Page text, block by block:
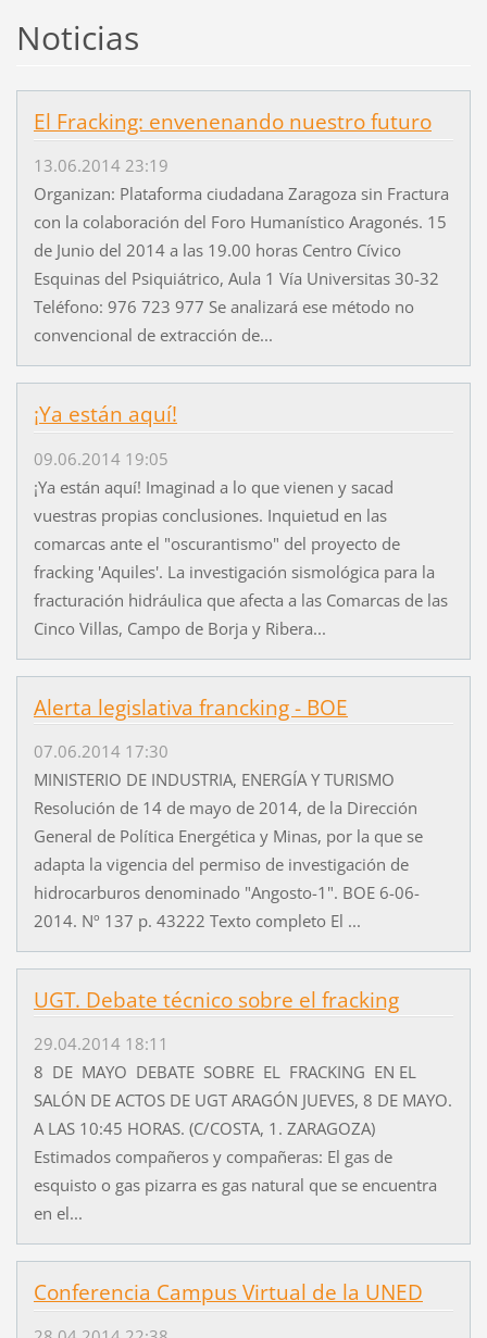
Noticias
El Fracking: envenenando nuestro futuro
13.06.2014 23:19
Organizan: Plataforma ciudadana Zaragoza sin Fractura
con la colaboración del Foro Humanístico Aragonés. 15
de Junio del 2014 a las 19.00 horas Centro Cívico
Esquinas del Psiquiátrico, Aula 1 Vía Universitas 30-32
Teléfono: 976 723 977 Se analizará ese método no
convencional de extracción de...
¡Ya están aquí!
09.06.2014 19:05
¡Ya están aquí! Imaginad a lo que vienen y sacad
vuestras propias conclusiones. Inquietud en las
comarcas ante el "oscurantismo" del proyecto de
fracking 'Aquiles'. La investigación sismológica para la
fracturación hidráulica que afecta a las Comarcas de las
Cinco Villas, Campo de Borja y Ribera...
Alerta legislativa francking - BOE
07.06.2014 17:30
MINISTERIO DE INDUSTRIA, ENERGÍA Y TURISMO
Resolución de 14 de mayo de 2014, de la Dirección
General de Política Energética y Minas, por la que se
adapta la vigencia del permiso de investigación de
hidrocarburos denominado "Angosto-1". BOE 6-06-
2014. Nº 137 p. 43222 Texto completo El ...
UGT. Debate técnico sobre el fracking
29.04.2014 18:11
8 DE MAYO DEBATE SOBRE EL FRACKING EN EL
SALÓN DE ACTOS DE UGT ARAGÓN JUEVES, 8 DE MAYO.
A LAS 10:45 HORAS. (C/COSTA, 1. ZARAGOZA)
Estimados compañeros y compañeras: El gas de
esquisto o gas pizarra es gas natural que se encuentra
en el...
Conferencia Campus Virtual de la UNED